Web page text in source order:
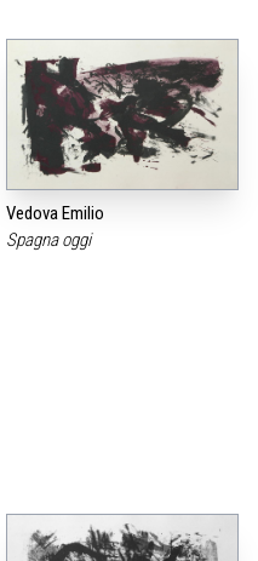
Vedova Emilio
Spagna oggi